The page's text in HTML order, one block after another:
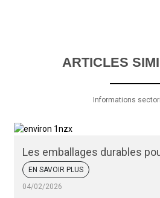
ARTICLES
Informations
Les emballages durables
peuvent-ils protéger vos
EN SAVOIR PLUS
04/02/2026